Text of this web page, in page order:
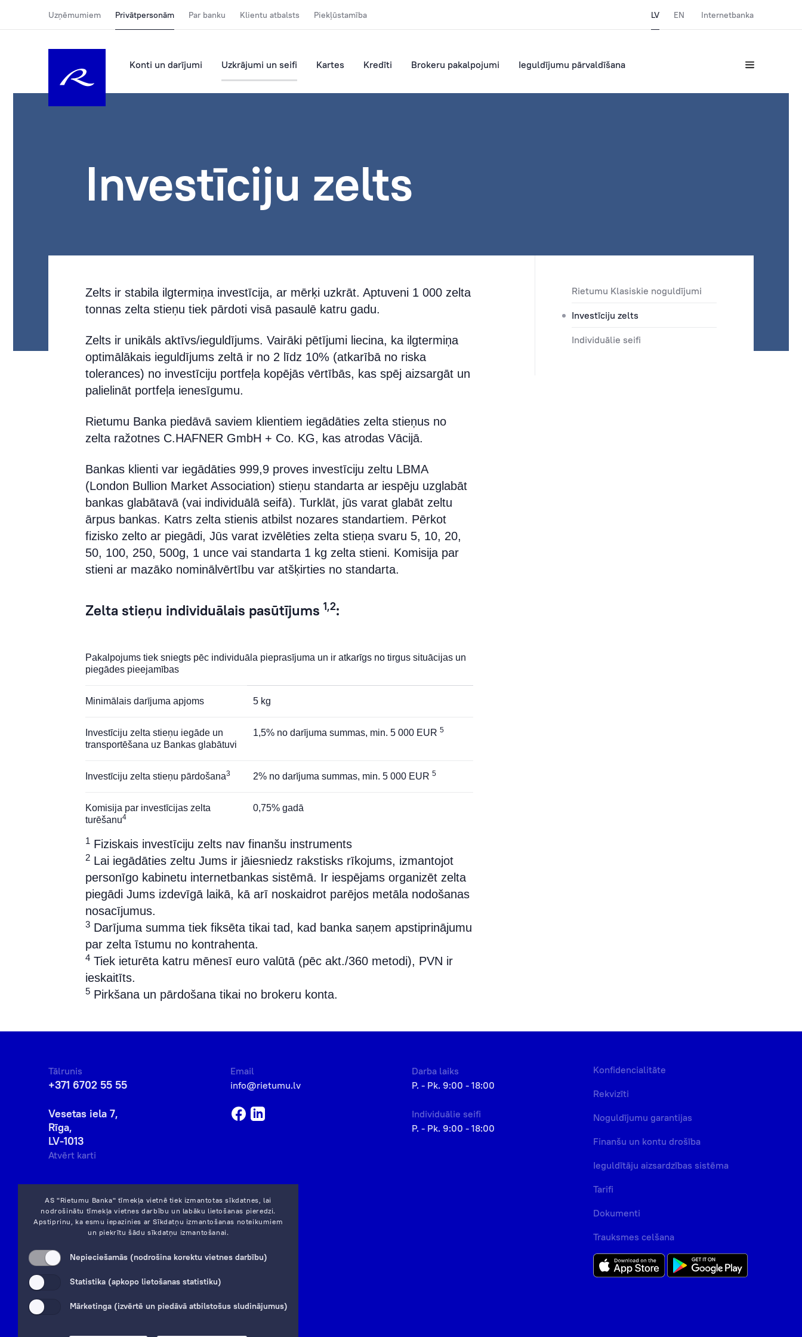
Uzņēmumiem Privātpersonām Par banku Klientu atbalsts Piekļūstamība LV EN Internetbanka
Konti un darījumi Uzkrājumi un seifi Kartes Kredīti Brokeru pakalpojumi Ieguldījumu pārvaldīšana
Investīciju zelts
Rietumu Klasiskie noguldījumi
Investīciju zelts
Individuālie seifi
Zelts ir stabila ilgtermiņa investīcija, ar mērķi uzkrāt. Aptuveni 1 000 zelta
tonnas zelta stieņu tiek pārdoti visā pasaulē katru gadu.
Zelts ir unikāls aktīvs/ieguldījums. Vairāki pētījumi liecina, ka ilgtermiņa
optimālākais ieguldījums zeltā ir no 2 līdz 10% (atkarībā no riska
tolerances) no investīciju portfeļa kopējās vērtībās, kas spēj aizsargāt un
palielināt portfeļa ienesīgumu.
Rietumu Banka piedāvā saviem klientiem iegādāties zelta stieņus no
zelta ražotnes C.HAFNER GmbH + Co. KG, kas atrodas Vācijā.
Bankas klienti var iegādāties 999,9 proves investīciju zeltu LBMA
(London Bullion Market Association) stieņu standarta ar iespēju uzglabāt
bankas glabātavā (vai individuālā seifā). Turklāt, jūs varat glabāt zeltu
ārpus bankas. Katrs zelta stienis atbilst nozares standartiem. Pērkot
fizisko zelto ar piegādi, Jūs varat izvēlēties zelta stieņa svaru 5, 10, 20,
50, 100, 250, 500g, 1 unce vai standarta 1 kg zelta stieni. Komisija par
stieni ar mazāko nominālvērtību var atšķirties no standarta.
Zelta stieņu individuālais pasūtījums 1,2:
Pakalpojums tiek sniegts pēc individuāla pieprasījuma un ir atkarīgs no tirgus situācijas un
piegādes pieejamības
Minimālais darījuma apjoms 5 kg
Investīciju zelta stieņu iegāde un
transportēšana uz Bankas glabātuvi
1,5% no darījuma summas, min. 5 000 EUR 5
Investīciju zelta stieņu pārdošana3 2% no darījuma summas, min. 5 000 EUR 5
Komisija par investīcijas zelta
turēšanu4
0,75% gadā
1Fiziskais investīciju zelts nav finanšu instruments
2Lai iegādāties zeltu Jums ir jāiesniedz rakstisks rīkojums, izmantojot
personīgo kabinetu internetbankas sistēmā. Ir iespējams organizēt zelta
piegādi Jums izdevīgā laikā, kā arī noskaidrot parējos metāla nodošanas
nosacījumus.
3Darījuma summa tiek fiksēta tikai tad, kad banka saņem apstiprinājumu
par zelta īstumu no kontrahenta.
4Tiek ieturēta katru mēnesī euro valūtā (pēc akt./360 metodi), PVN ir
ieskaitīts.
5Pirkšana un pārdošana tikai no brokeru konta.
AS "Rietumu Banka" tīmekļa vietnē tiek izmantotas sīkdatnes, lai
nodrošinātu tīmekļa vietnes darbību un labāku lietošanas pieredzi.
Apstiprinu, ka esmu iepazinies arSīkdatņu izmantošanas noteikumiem
un piekrītu šādu sīkdatņu izmantošanai.
Nepieciešamās (nodrošina korektu vietnes darbību)
Statistika (apkopo lietošanas statistiku)
Mārketinga (izvērtē un piedāvā atbilstošus sludinājumus)
Tālrunis
+371 6702 55 55
Vesetas iela 7,
Rīga,
LV-1013
Atvērt karti
Email
info@rietumu.lv
Darba laiks
P. - Pk. 9:00 - 18:00
Individuālie seifi
P. - Pk. 9:00 - 18:00
Konfidencialitāte
Rekvizīti
Noguldījumu garantijas
Finanšu un kontu drošība
Ieguldītāju aizsardzības sistēma
Tarifi
Dokumenti
Trauksmes celšana